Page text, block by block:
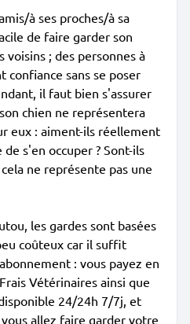
à ses proches/à sa
de faire garder son
voisins ; des personnes à
sans se poser
il faut bien s'assurer
chien ne représentera
eux : aiment-ils réellement
s'en occuper ? Sont-ils
ne représente pas une
les gardes sont basées
coûteux car il suffit
: vous payez en
Vétérinaires ainsi que
24/24h 7/7j, et
allez faire garder votre